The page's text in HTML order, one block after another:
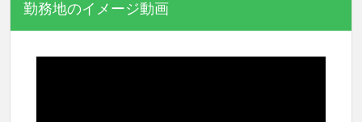
勤務地のイメージ動画